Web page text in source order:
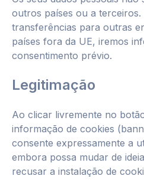
outros países ou a terceiros.
transferências para outras
países fora da UE, iremos
consentimento prévio.
Legitimação
Ao clicar livremente no
informação de cookies
consente expressamente a
embora possa mudar de
recusar a instalação de